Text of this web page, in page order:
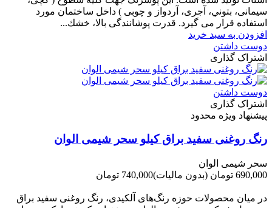
سیمانی، بتوني، آجری، آردواز و چوبی ) داخل ساختمان مورد
استفاده قرار می گیرد. قدرت پوشانندگی بالا، خشك...
افزودن به سبد خرید
دوست داشتن
اشتراک گذاری
دوست داشتن
اشتراک گذاری
پیشنهاد ویژه محدود
رنگ روغنی سفید براق کیلو سحر شیمی الوان
سحر شیمی الوان
690,000 تومان
(بدون مالیات)740,000 تومان
در میان محصولات حوزه رنگ‌های آلکیدی، رنگ روغنی سفید براق